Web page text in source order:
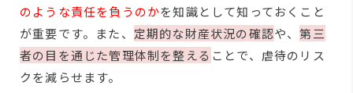
のような責任を負うのかを知識として知っておくこと
が重要です。また、 定期的な財産状況の確認や、第三
者の目を通じた管理体制を整える ことで、虐待のリス
クを減らせます。